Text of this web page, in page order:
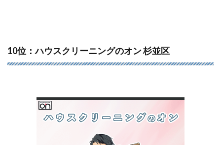
10位：ハウスクリーニングのオン 杉並区